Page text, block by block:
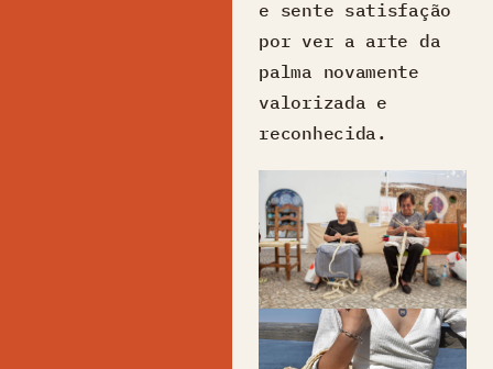
e sente satisfação
por ver a arte da
palma novamente
valorizada e
reconhecida.